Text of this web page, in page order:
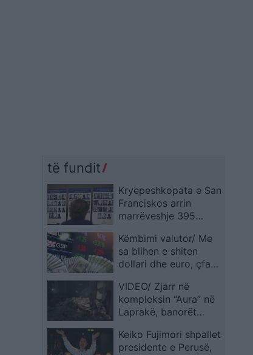
të fundit
Kryepeshkopata e San
Franciskos arrin
marrëveshje 395
më shumë se 530
persona që
denoncuan abuzime
Këmbimi valutor/ Me
sa blihen e shiten
dollari dhe euro, çfarë
e tjera
VIDEO/ Zjarr në
kompleksin “Aura” në
Laprakë, banorët
Zjarrfikësja erdhi një
orë me vonesë, flakët
Keiko Fujimori shpallet
presidente e Perusë,